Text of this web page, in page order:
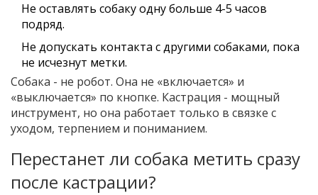
Не оставлять собаку одну больше 4-5 часов
подряд.
Не допускать контакта с другими собаками, пока
не исчезнут метки.
Собака - не робот. Она не «включается» и
«выключается» по кнопке. Кастрация - мощный
инструмент, но она работает только в связке с
уходом, терпением и пониманием.
Перестанет ли собака метить сразу
после кастрации?